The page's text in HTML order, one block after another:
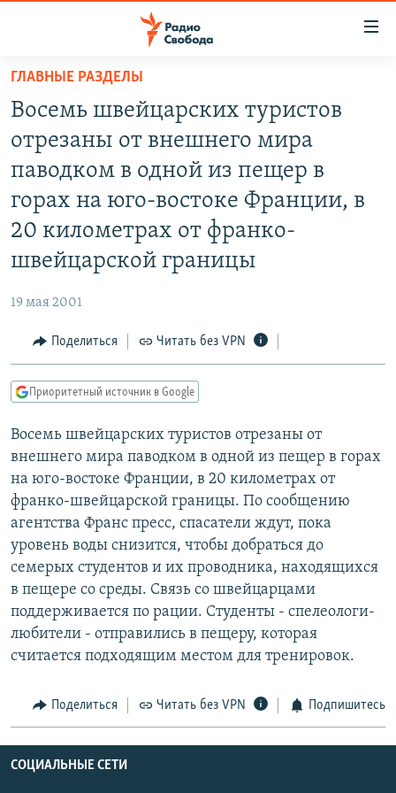
упрощенного
доступа
основному
содержанию
Вернутся
главной
Вернутся
поиску
АВТОРСКИЕ ПРОЕКТЫ
МНЕНИЯ
КУЛЬТУРА
СЕВЕР.РЕАЛИИ
СИБИРЬ.РЕАЛИИ
ПОДПИШИТЕСЬ НА РАССЫЛКУ
СОЦИАЛЬНЫЕ СЕТИ
Все сайты РСЕ/РС
ГЛАВНЫЕ РАЗДЕЛЫ
Восемь швейцарских туристов
отрезаны от внешнего мира
паводком в одной из пещер в
горах на юго-востоке Франции, в
20 километрах от франко-
швейцарской границы
19 мая 2001
Поделиться Читать без VPN
Приоритетный источник в Google
Восемь швейцарских туристов отрезаны от
внешнего мира паводком в одной из пещер в горах
на юго-востоке Франции, в 20 километрах от
франко-швейцарской границы. По сообщению
агентства Франс пресс, спасатели ждут, пока
уровень воды снизится, чтобы добраться до
семерых студентов и их проводника, находящихся
в пещере со среды. Связь со швейцарцами
поддерживается по рации. Студенты - спелеологи-
любители - отправились в пещеру, которая
считается подходящим местом для тренировок.
Поделиться Читать без VPN Подпишитесь
СОЦИАЛЬНЫЕ СЕТИ